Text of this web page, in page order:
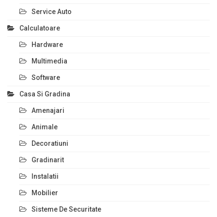
Service Auto
Calculatoare
Hardware
Multimedia
Software
Casa Si Gradina
Amenajari
Animale
Decoratiuni
Gradinarit
Instalatii
Mobilier
Sisteme De Securitate